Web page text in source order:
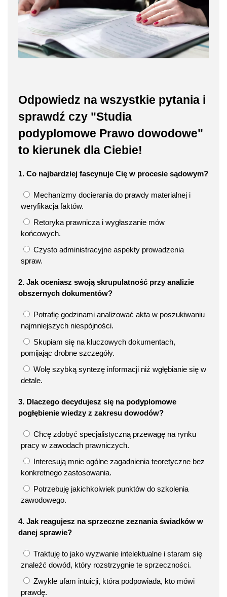
Odpowiedz na wszystkie pytania i
sprawdź czy "Studia
podyplomowe Prawo dowodowe"
to kierunek dla Ciebie!
1. Co najbardziej fascynuje Cię w procesie sądowym?
Mechanizmy docierania do prawdy materialnej i
weryfikacja faktów.
Retoryka prawnicza i wygłaszanie mów
końcowych.
Czysto administracyjne aspekty prowadzenia
spraw.
2. Jak oceniasz swoją skrupulatność przy analizie
obszernych dokumentów?
Potrafię godzinami analizować akta w poszukiwaniu
najmniejszych niespójności.
Skupiam się na kluczowych dokumentach,
pomijając drobne szczegóły.
Wolę szybką syntezę informacji niż wgłębianie się w
detale.
3. Dlaczego decydujesz się na podyplomowe
pogłębienie wiedzy z zakresu dowodów?
Chcę zdobyć specjalistyczną przewagę na rynku
pracy w zawodach prawniczych.
Interesują mnie ogólne zagadnienia teoretyczne bez
konkretnego zastosowania.
Potrzebuję jakichkolwiek punktów do szkolenia
zawodowego.
4. Jak reagujesz na sprzeczne zeznania świadków w
danej sprawie?
Traktuję to jako wyzwanie intelektualne i staram się
znaleźć dowód, który rozstrzygnie te sprzeczności.
Zwykle ufam intuicji, która podpowiada, kto mówi
prawdę.